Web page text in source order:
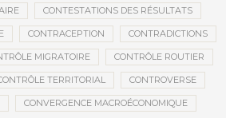
CONTESTATIONS DES RÉSULTATS
CONTRACEPTION CONTRADICTIONS
MIGRATOIRE CONTRÔLE ROUTIER
TERRITORIAL CONTROVERSE
CONVERGENCE MACROÉCONOMIQUE